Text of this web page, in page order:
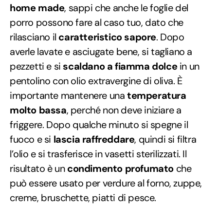
home made, sappi che anche le foglie del
porro possono fare al caso tuo, dato che
rilasciano il caratteristico sapore. Dopo
averle lavate e asciugate bene, si tagliano a
pezzetti e si scaldano a fiamma dolcein un
pentolino con olio extravergine di oliva. È
importante mantenere unatemperatura
molto bassa, perché non deve iniziare a
friggere. Dopo qualche minuto si spegne il
fuoco e si lascia raffreddare, quindi si filtra
l’olio e si trasferisce in vasetti sterilizzati. Il
risultato è uncondimento profumato che
può essere usato per verdure al forno, zuppe,
creme, bruschette, piatti di pesce.